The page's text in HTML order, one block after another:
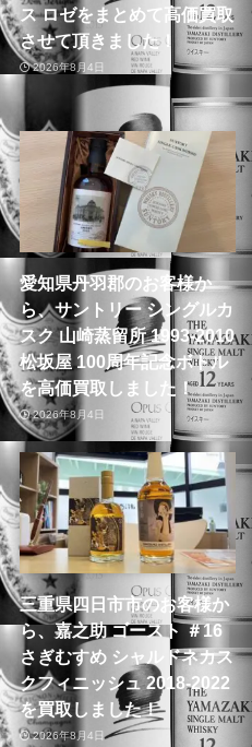
ス ロゼをまとめて高価買取
させて頂きました！
2026年8月4日
愛知県丹羽郡のお客様か
ら、サントリー シングルカ
スク 山崎蒸留所 1993-2010
松坂屋 100周年記念ボトル
を高価買取しました！
2026年8月4日
三重県四日市市のお客様か
ら、嘉之助 ゴースト ＃16
さぎむすめ シャルドネカス
クフィニッシュ 2018-2022
を買取しました！
2026年8月4日